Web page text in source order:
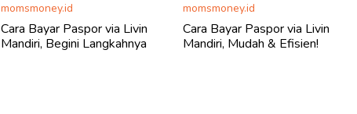
momsmoney.id
Cara Bayar Paspor via Livin
Mandiri, Begini Langkahnya
momsmoney.id
Cara Bayar Paspor via Livin
Mandiri, Mudah & Efisien!